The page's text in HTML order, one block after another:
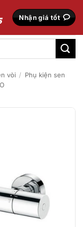
Nhận giá tốt
vòi / Phụ kiện sen